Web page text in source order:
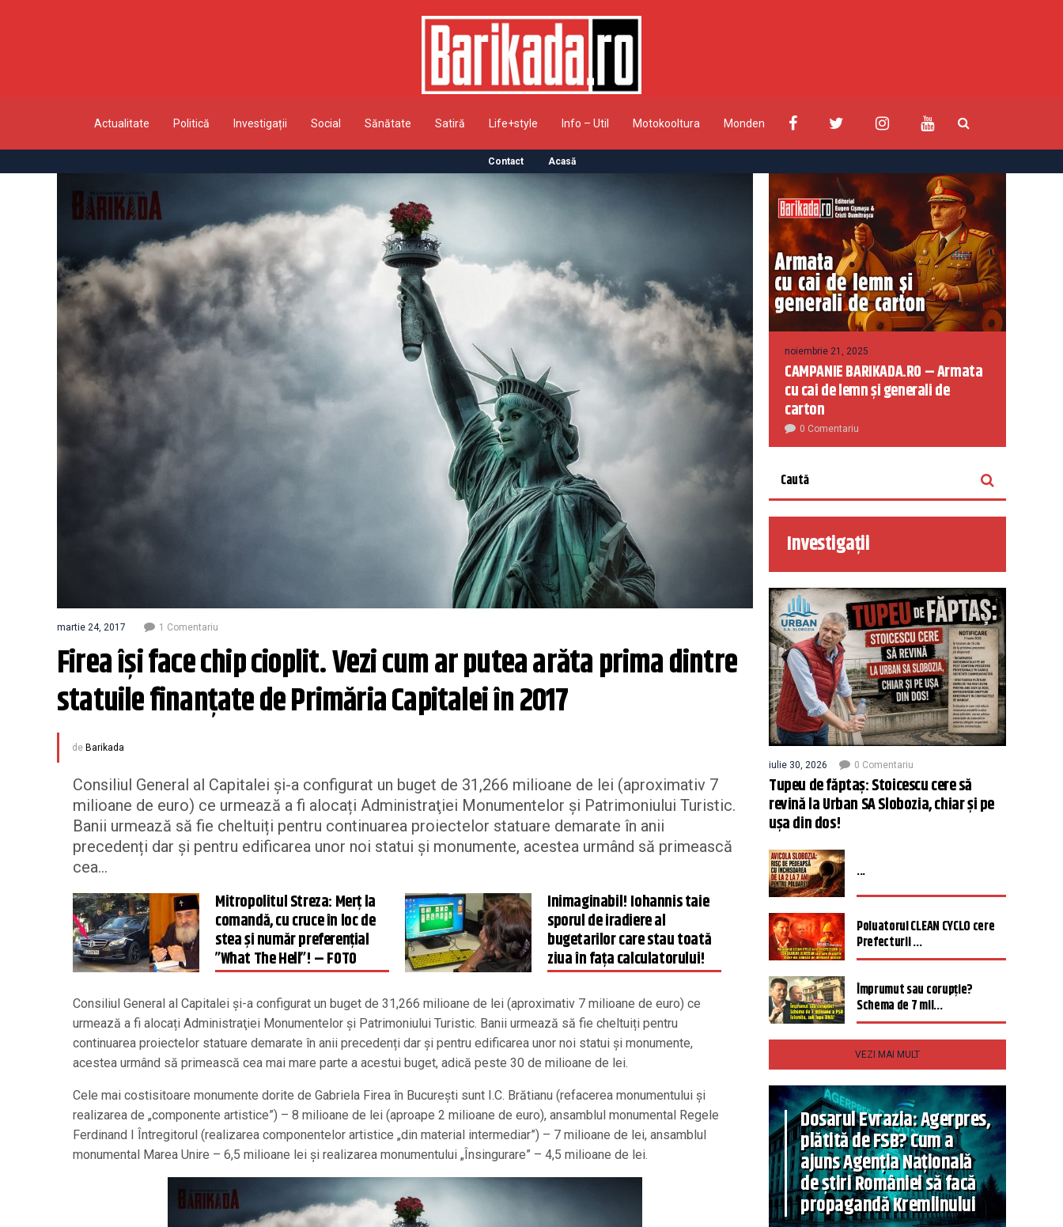
Actualitate Politică Investigații Social Sănătate Satiră Life+style Info – Util Motokooltura Monden
Contact Acasă
martie 24, 2017 1 Comentariu
Firea își face chip cioplit. Vezi cum ar putea arăta prima dintre
statuile finanțate de Primăria Capitalei în 2017
de Barikada
Consiliul General al Capitalei și-a configurat un buget de 31,266 milioane de lei (aproximativ 7
milioane de euro) ce urmează a fi alocați Administraţiei Monumentelor şi Patrimoniului Turistic.
Banii urmează să fie cheltuiți pentru continuarea proiectelor statuare demarate în anii
precedenți dar și pentru edificarea unor noi statui şi monumente, acestea urmând să primească
cea...
Mitropolitul Streza: Merţ la
comandă, cu cruce în loc de
stea şi număr preferenţial
”What The Hell”! – FOTO
Inimaginabil! Iohannis taie
sporul de iradiere al
bugetarilor care stau toată
ziua în fața calculatorului!
Consiliul General al Capitalei și-a configurat un buget de 31,266 milioane de lei (aproximativ 7 milioane de euro) ce
urmează a fi alocați Administraţiei Monumentelor şi Patrimoniului Turistic. Banii urmează să fie cheltuiți pentru
continuarea proiectelor statuare demarate în anii precedenți dar și pentru edificarea unor noi statui şi monumente,
acestea urmând să primească cea mai mare parte a acestui buget, adică peste 30 de milioane de lei.
Cele mai costisitoare monumente dorite de Gabriela Firea în Bucureşti sunt I.C. Brătianu (refacerea monumentului şi
realizarea de „componente artistice”) – 8 milioane de lei (aproape 2 milioane de euro), ansamblul monumental Regele
Ferdinand I Întregitorul (realizarea componentelor artistice „din material intermediar”) – 7 milioane de lei, ansamblul
monumental Marea Unire – 6,5 milioane lei şi realizarea monumentului „Însingurare” – 4,5 milioane de lei.
noiembrie 21, 2025
CAMPANIE BARIKADA.RO – Armata
cu cai de lemn și generali de
carton
0 Comentariu
Investigații
iulie 30, 2026 0 Comentariu
Tupeu de făptaș: Stoicescu cere să
revină la Urban SA Slobozia, chiar și pe
ușa din dos!
...
Poluatorul CLEAN CYCLO cere
Prefecturii ...
Împrumut sau corupție?
Schema de 7 mil...
VEZI MAI MULT
Dosarul Evrazia: Agerpres,
plătită de FSB? Cum a
ajuns Agenția Națională
de știri României să facă
propagandă Kremlinului